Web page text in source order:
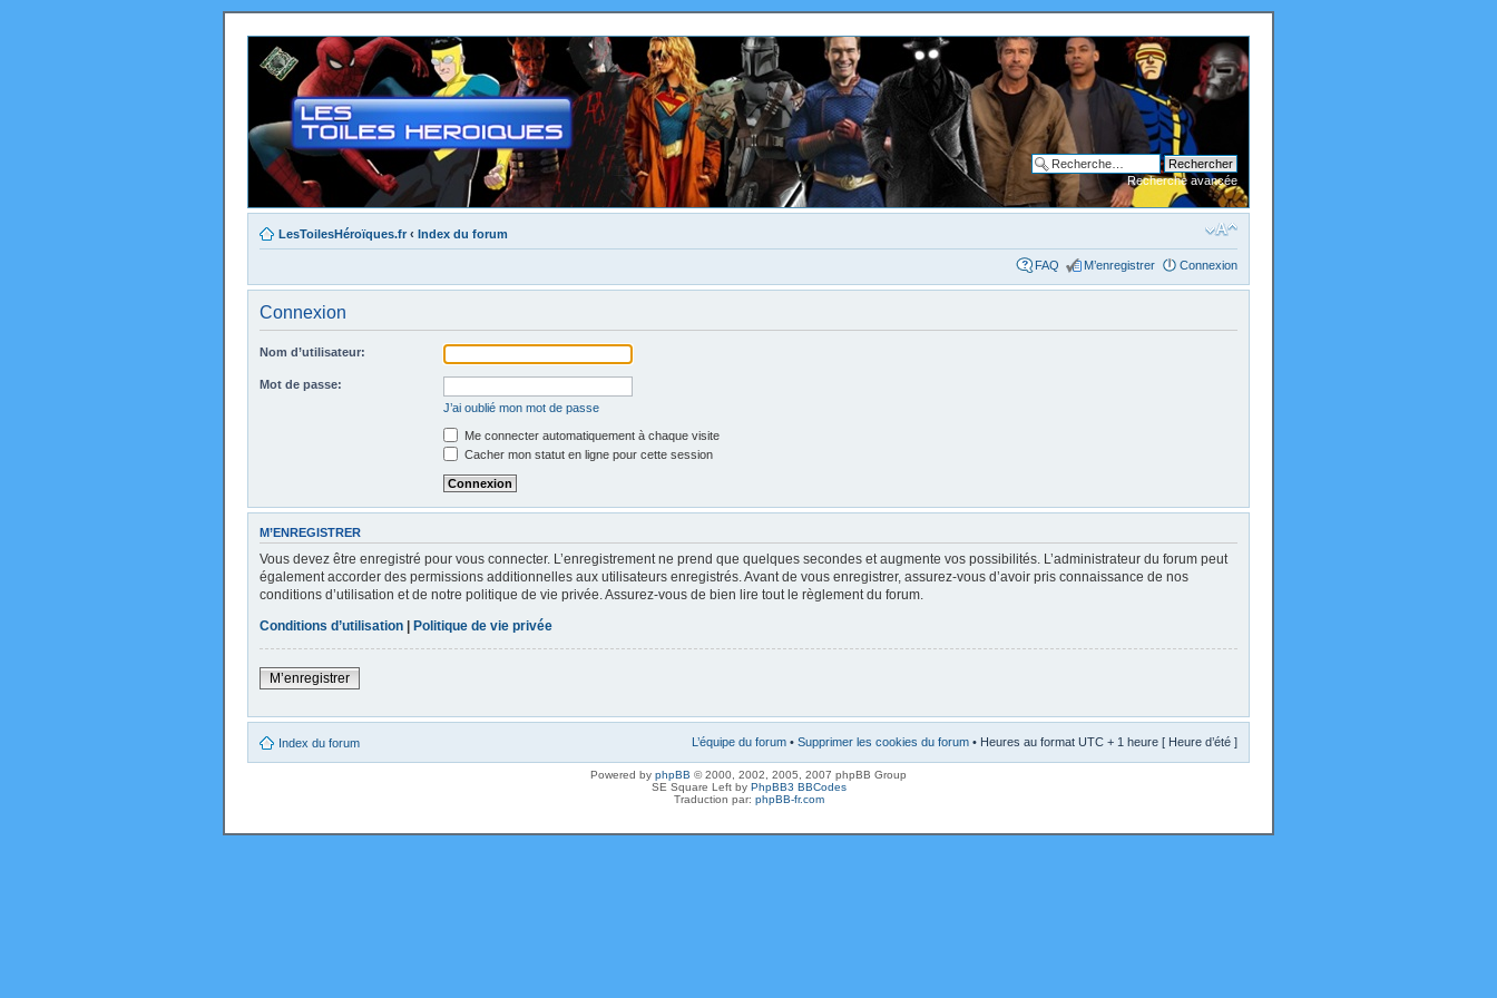
Recherche avancée
LesToilesHéroïques.fr ‹ Index du forum
FAQ M’enregistrer Connexion
Connexion
Nom d’utilisateur:
Mot de passe:
J’ai oublié mon mot de passe
Me connecter automatiquement à chaque visite
Cacher mon statut en ligne pour cette session
M’ENREGISTRER
Vous devez être enregistré pour vous connecter. L’enregistrement ne prend que quelques secondes et augmente vos possibilités. L’administrateur du forum peut
également accorder des permissions additionnelles aux utilisateurs enregistrés. Avant de vous enregistrer, assurez-vous d’avoir pris connaissance de nos
conditions d’utilisation et de notre politique de vie privée. Assurez-vous de bien lire tout le règlement du forum.
Conditions d’utilisation | Politique de vie privée
M’enregistrer
Index du forum L’équipe du forum • Supprimer les cookies du forum • Heures au format UTC + 1 heure [ Heure d’été ]
Powered by phpBB © 2000, 2002, 2005, 2007 phpBB Group
SE Square Left by PhpBB3 BBCodes
Traduction par: phpBB-fr.com